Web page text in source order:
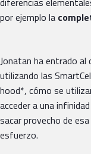
por ejemplo la
Jonatan ha entrado
utilizando las
hood*, cómo se
acceder a una
sacar provecho de
esfuerzo.